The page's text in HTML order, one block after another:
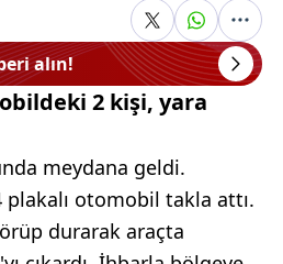
alın!
2 kişi, yara
meydana geldi.
otomobil takla attı.
durarak araçta